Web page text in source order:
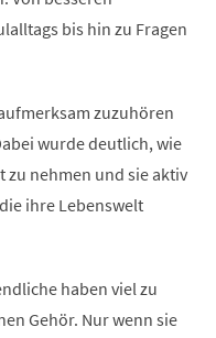
bis hin zu Fragen
zuzuhören
wurde deutlich, wie
zu nehmen und sie aktiv
ihre Lebenswelt
haben viel zu
Gehör. Nur wenn sie